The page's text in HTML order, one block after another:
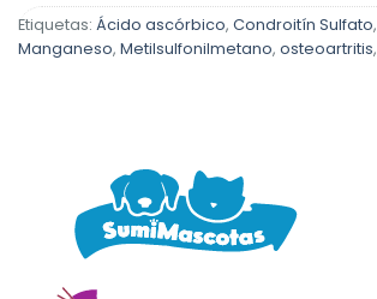
Etiquetas: Ácido ascórbico, Condroitín Sulfato,
Manganeso, Metilsulfonilmetano, osteoartritis,